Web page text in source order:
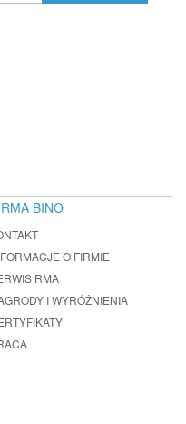
BINO
O FIRMIE
RMA
I WYRÓŻNIENIA